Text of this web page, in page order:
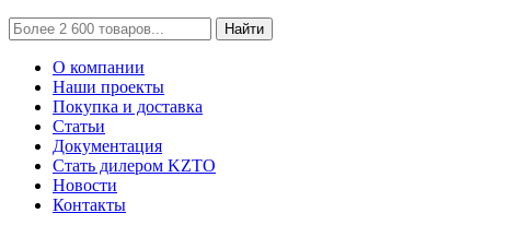
Найти
О компании
Наши проекты
Покупка и доставка
Статьи
Документация
Стать дилером KZTO
Новости
Контакты